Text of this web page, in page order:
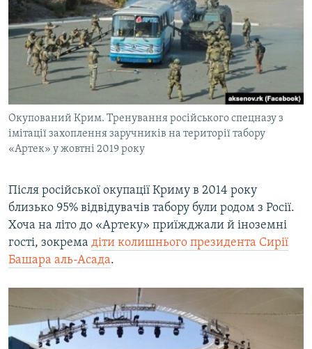
Окупований Крим. Тренування російського спецназу з
імітації захоплення заручників на території табору
«Артек» у жовтні 2019 року
Після російської окупації Криму в 2014 року
близько 95% відвідувачів табору були родом з Росії.
Хоча на літо до «Артеку» приїжджали й іноземні
гості, зокрема діти колишнього президента Сирії
Башара аль-Асада.